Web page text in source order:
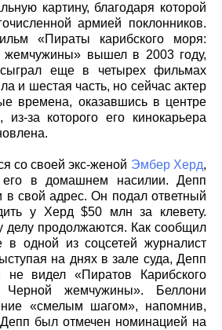
картину, благодаря которой
армией поклонников.
«Пираты карибского моря:
жемчужины» вышел в 2003 году,
еще в четырех фильмах
и шестая часть, но сейчас актер
времена, оказавшись в центре
из-за которого его кинокарьера
со своей экс-женой Эмбер Херд,
его в домашнем насилии. Депп
в свой адрес. Он подал ответный
у Херд $50 млн за клевету.
делу продолжаются. Как сообщил
в одной из соцсетей журналист
на днях в зале суда, Депп
не видел «Пиратов Карибского
Черной жемчужины». Беллони
«смелым шагом», напомнив,
Депп был отмечен номинацией на